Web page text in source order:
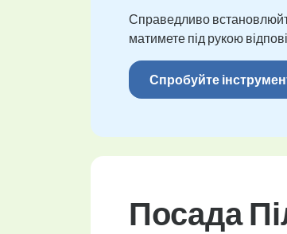
Справедливо
матимете під рукою
Спробуйте
Посада